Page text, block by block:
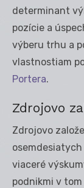
determinant
pozície a
výberu trhu a
vlastnostiam
Portera.
Zdrojovo
Zdrojovo
viaceré
podnikmi v